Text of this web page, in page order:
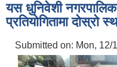
यस धुनिवेशी
प्रतियोगितामा
Submitted on: Mon, 12/